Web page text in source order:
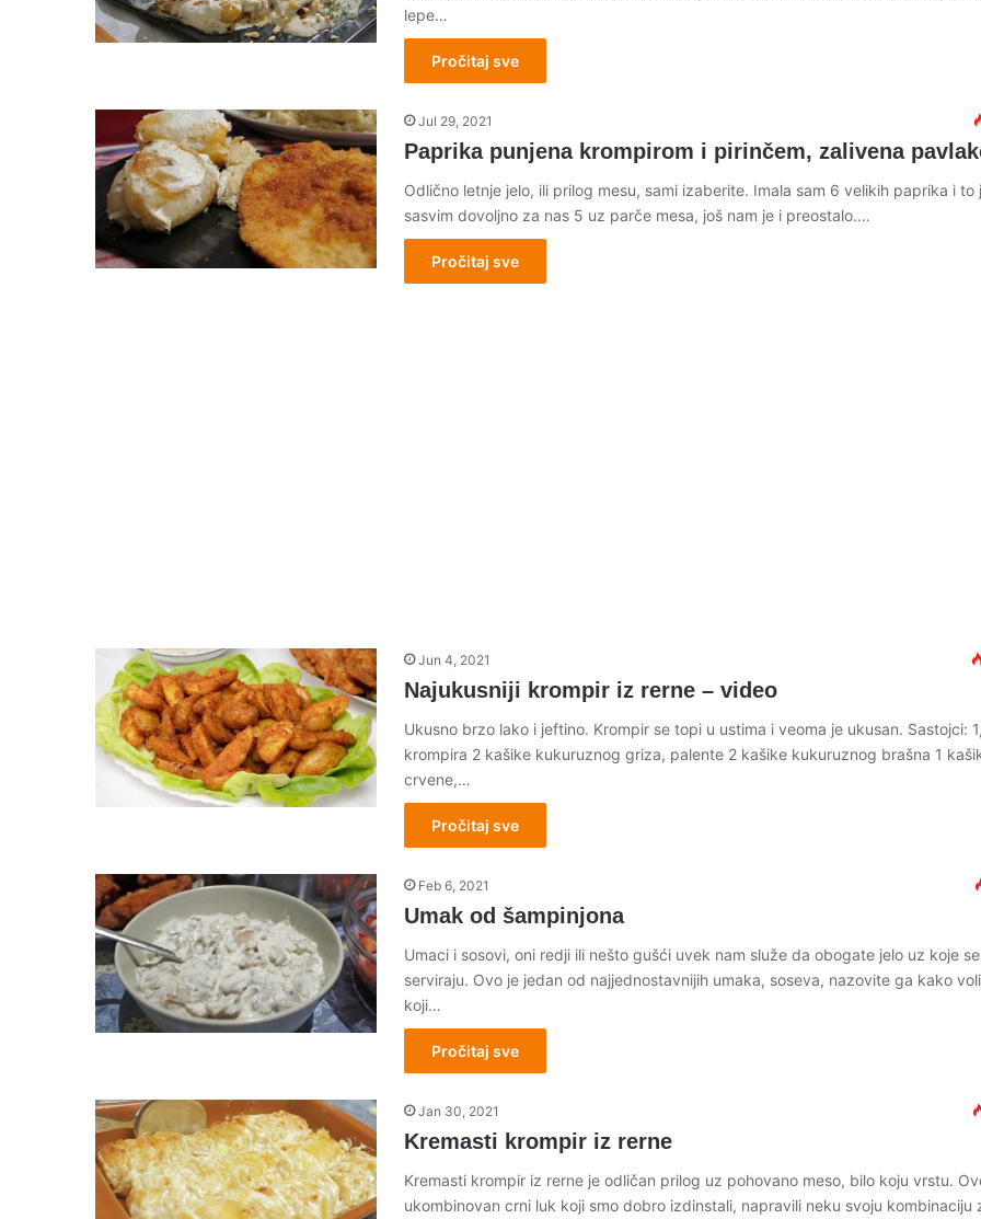
lepe…
Pročitaj sve
Jul 29, 2021
Paprika punjena krompirom i pirinčem, zalivena
Odlično letnje jelo, ili prilog mesu, sami izaberite. Imala sam 6 velikih paprika i to
sasvim dovoljno za nas 5 uz parče mesa, još nam je i preostalo.…
Pročitaj sve
Jun 4, 2021
Najukusniji krompir iz rerne – video
Ukusno brzo lako i jeftino. Krompir se topi u ustima i veoma je ukusan. Sastojci:
krompira 2 kašike kukuruznog griza, palente 2 kašike kukuruznog brašna 1
crvene,…
Pročitaj sve
Feb 6, 2021
Umak od šampinjona
Umaci i sosovi, oni redji ili nešto gušći uvek nam služe da obogate jelo uz koje se
serviraju. Ovo je jedan od najjednostavnijih umaka, soseva, nazovite ga kako
koji…
Pročitaj sve
Jan 30, 2021
Kremasti krompir iz rerne
Kremasti krompir iz rerne je odličan prilog uz pohovano meso, bilo koju vrstu.
ukombinovan crni luk koji smo dobro izdinstali, napravili neku svoju kombinaciju